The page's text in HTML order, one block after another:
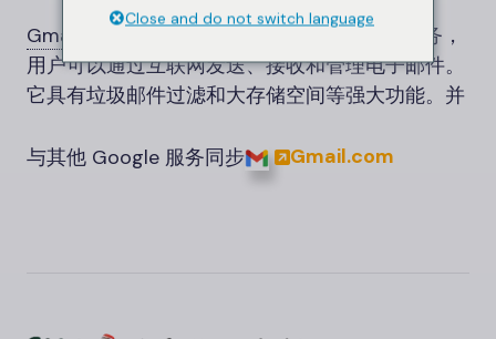
Gmail
是 Google 提供的一项免费电子邮件服务，
用户可以通过互联网发送、接收和管理电子邮件。
它具有垃圾邮件过滤和大存储空间等强大功能。并
与其他 Google 服务同步 Gmail.com
Close and do not switch language